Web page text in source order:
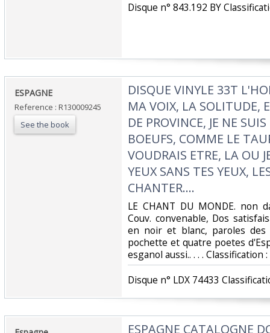
‎Disque n° 843.192 BY
‎ESPAGNE‎
Reference : R130009245
See the book
‎DISQUE VINYLE 33T
MA VOIX, LA SOLITUDE,
DE PROVINCE, JE NE
BOEUFS, COMME LE
VOUDRAIS ETRE, LA OU
YEUX SANS TES YEUX,
CHANTER....‎
‎LE CHANT DU MONDE. non
Couv. convenable, Dos
en noir et blanc, paroles
pochette et quatre poetes
esganol aussi.. . . . Classification
‎Disque n° LDX 74433
‎ESPAGNE CATALOGNE